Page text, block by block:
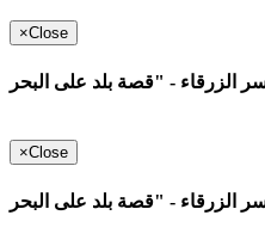
×Close
×Close